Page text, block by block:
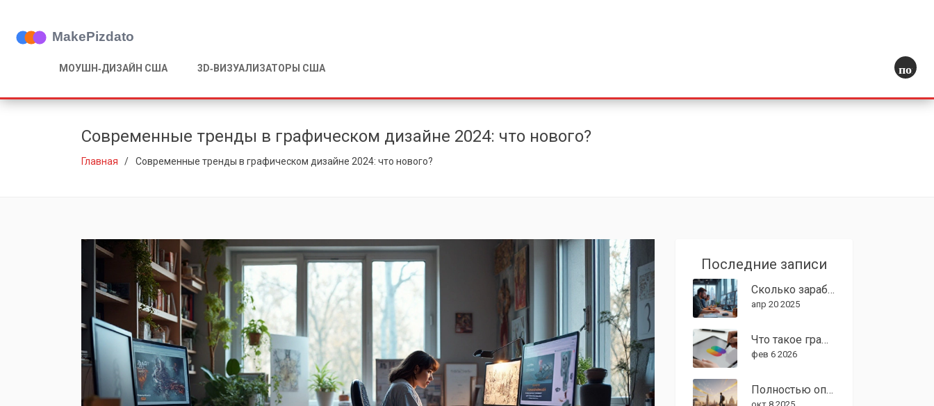
МОУШН‑ДИЗАЙН США 3D‑ВИЗУАЛИЗАТОРЫ США поиск
Современные тренды в графическом дизайне 2024: что нового?
Главная Современные тренды в графическом дизайне 2024: что нового?
Последние записи
Сколько зарабатывает 3d визуализатор в США: реальные цифры и нюансы рынка
апр 20 2025
Что такое графический дизайнер: основы профессии и современные тренды 2026
фев 6 2026
Полностью оплачиваемые программы в университетах США: где учиться бесплатно